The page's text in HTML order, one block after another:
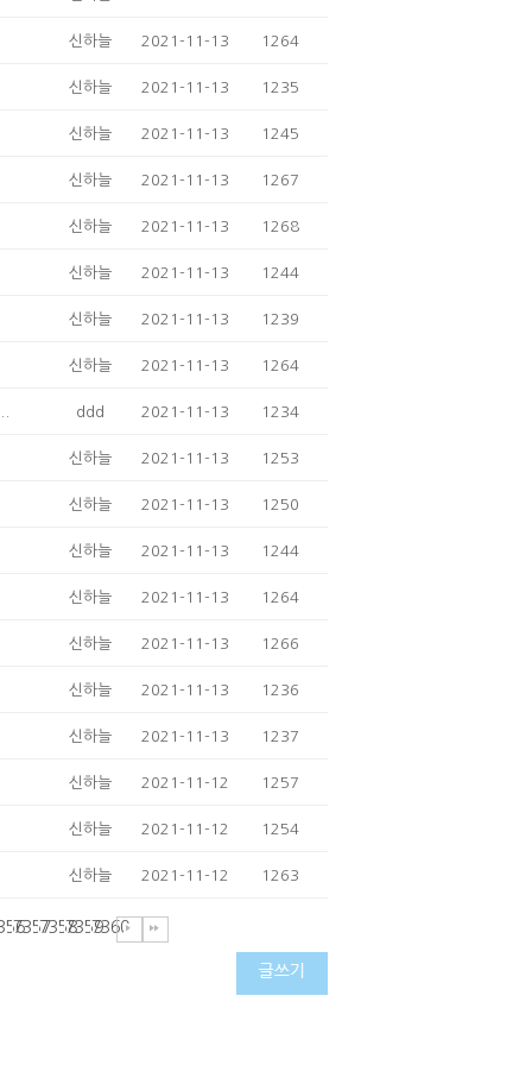
신하늘 2021-11-13 1264
신하늘 2021-11-13 1235
신하늘 2021-11-13 1245
신하늘 2021-11-13 1267
신하늘 2021-11-13 1268
신하늘 2021-11-13 1244
신하늘 2021-11-13 1239
신하늘 2021-11-13 1264
ddd 2021-11-13 1234
신하늘 2021-11-13 1253
신하늘 2021-11-13 1250
신하늘 2021-11-13 1244
신하늘 2021-11-13 1264
신하늘 2021-11-13 1266
신하늘 2021-11-13 1236
신하늘 2021-11-13 1237
신하늘 2021-11-12 1257
신하늘 2021-11-12 1254
신하늘 2021-11-12 1263
7357735873597360